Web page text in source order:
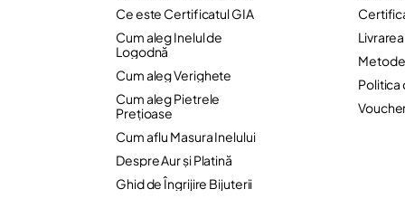
Ce este Certificatul GIA
Cum aleg Inelul de
Logodnă
Cum aleg Verighete
Cum aleg Pietrele
Preţioase
Cum aflu Masura Inelului
Despre Aur și Platină
Ghid de Îngrijire Bijuterii
Politica